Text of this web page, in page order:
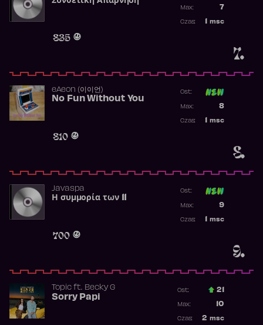
7.
835
7
Max:
msc
Czas:
8.
​eAeon (이이언)
No Fun Without You
810
Ost:
8
Max:
msc
Czas:
9.
Javaspa
Η συμμορία των 11
700
Ost:
9
Max:
msc
Czas:
Topicft. Becky G
Sorry Papi
Ost.: 21
10
Max:
2 msc
Czas: